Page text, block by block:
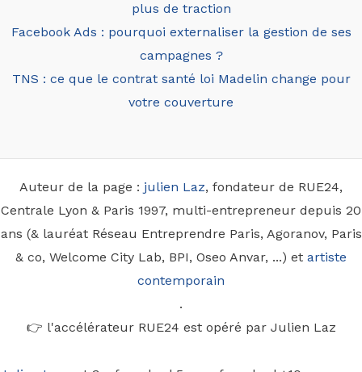
plus de traction
Facebook Ads : pourquoi externaliser la gestion de ses
campagnes ?
TNS : ce que le contrat santé loi Madelin change pour
votre couverture
Auteur de la page : julien Laz, fondateur de RUE24,
Centrale Lyon & Paris 1997, multi-entrepreneur depuis 20
ans (& lauréat Réseau Entreprendre Paris, Agoranov, Paris
& co, Welcome City Lab, BPI, Oseo Anvar, ...) et artiste
contemporain
.
👉 l'accélérateur RUE24 est opéré par Julien Laz